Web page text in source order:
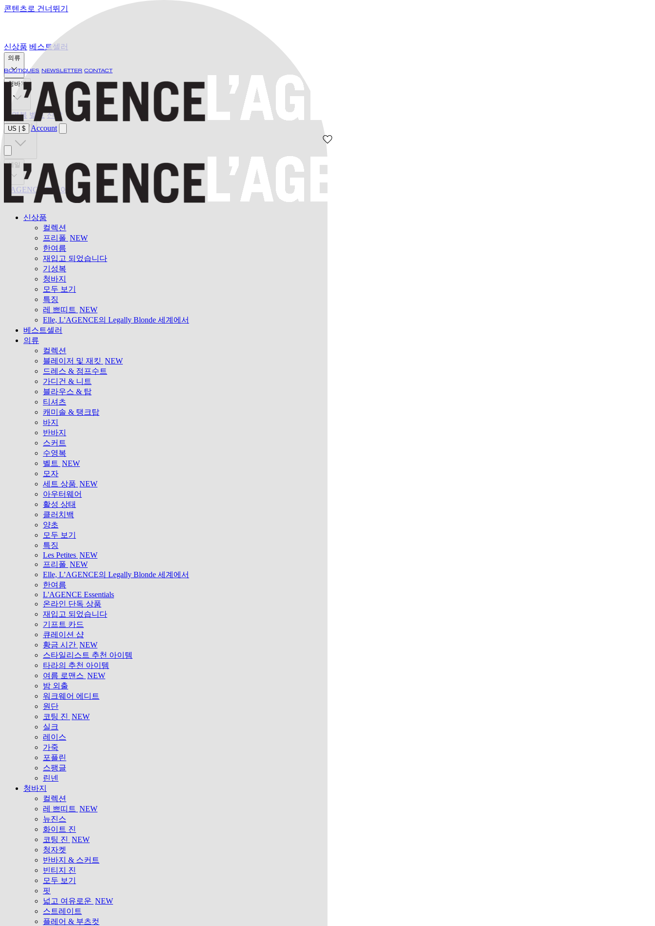
콘텐츠로 건너뛰기
BOUTIQUES NEWSLETTER CONTACT
US $ Account
신상품
컬렉션
프리폴 NEW
한여름
재입고 되었습니다
기성복
청바지
모두 보기
특징
레 쁘띠트 NEW
Elle, L’AGENCE의 Legally Blonde 세계에서
베스트셀러
의류
컬렉션
블레이저 및 재킷 NEW
드레스 & 점프수트
가디건 & 니트
블라우스 & 탑
티셔츠
캐미솔 & 탱크탑
바지
반바지
스커트
수영복
벨트 NEW
모자
세트 상품 NEW
아우터웨어
활성 상태
클러치백
양초
모두 보기
특징
Les Petites NEW
프리폴 NEW
Elle, L’AGENCE의 Legally Blonde 세계에서
한여름
L'AGENCE Essentials
온라인 단독 상품
재입고 되었습니다
기프트 카드
큐레이션 샵
황금 시간 NEW
스타일리스트 추천 아이템
타라의 추천 아이템
여름 로맨스 NEW
밤 외출
워크웨어 에디트
원단
코팅 진 NEW
실크
레이스
가죽
포플린
스팽글
린넨
청바지
컬렉션
레 쁘띠트 NEW
뉴진스
화이트 진
코팅 진 NEW
청자켓
반바지 & 스커트
빈티지 진
모두 보기
핏
넓고 여유로운 NEW
스트레이트
플레어 & 부츠컷
신상품 베스트셀러
의류
청바지
수영복 벨트 신발
발견하기
세일
L'AGENCE 드디어